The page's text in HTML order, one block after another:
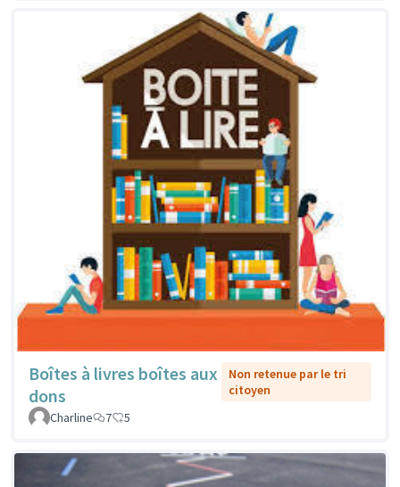
Boîtes à livres boîtes aux
dons
Non retenue par le tri
citoyen
Charline
7 5